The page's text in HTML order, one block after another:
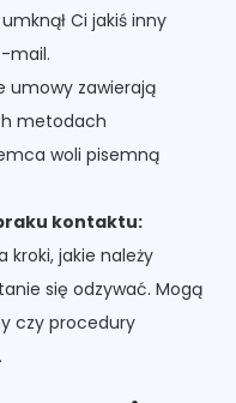
Ci jakiś inny
mail.
umowy zawierają
metodach
woli pisemną
kontaktu:
kroki, jakie należy
się odzywać. Mogą
czy procedury